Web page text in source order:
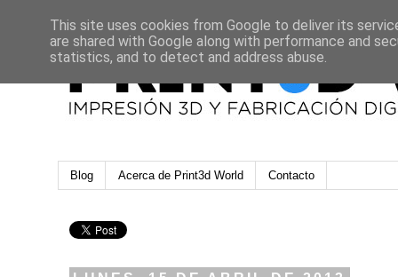
Blog Acerca de Print3d World Contacto
This site uses cookies from Google to deliver its
are shared with Google along with performance and
statistics, and to detect and address abuse.